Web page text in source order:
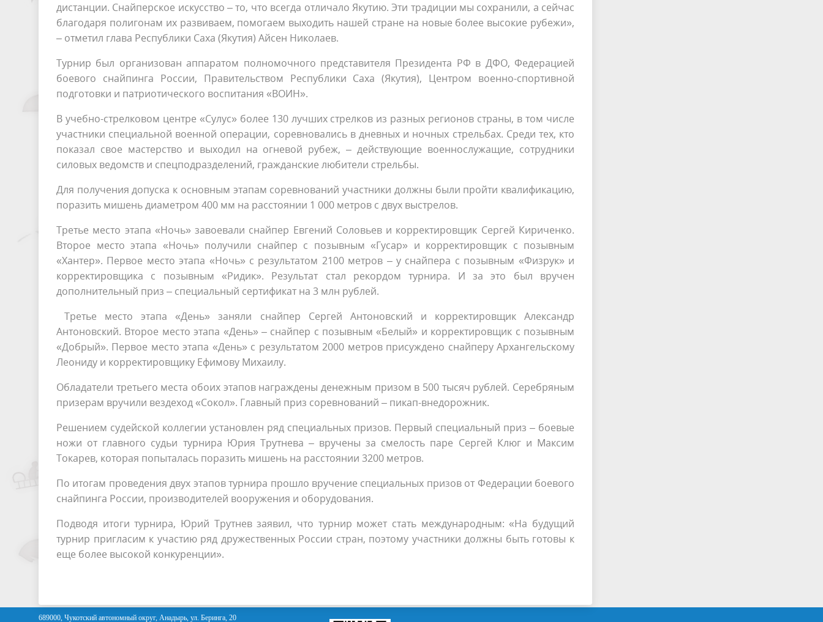
дистанции. Снайперское искусство – то, что всегда отличало Якутию. Эти традиции мы сохранили, а сейчас
благодаря полигонам их развиваем, помогаем выходить нашей стране на новые более высокие рубежи»,
– отметил глава Республики Саха (Якутия) Айсен Николаев.
Турнир был организован аппаратом полномочного представителя Президента РФ в ДФО, Федерацией
боевого снайпинга России, Правительством Республики Саха (Якутия), Центром военно-спортивной
подготовки и патриотического воспитания «ВОИН».
В учебно-стрелковом центре «Сулус» более 130 лучших стрелков из разных регионов страны, в том числе
участники специальной военной операции, соревновались в дневных и ночных стрельбах. Среди тех, кто
показал свое мастерство и выходил на огневой рубеж, – действующие военнослужащие, сотрудники
силовых ведомств и спецподразделений, гражданские любители стрельбы.
Для получения допуска к основным этапам соревнований участники должны были пройти квалификацию,
поразить мишень диаметром 400 мм на расстоянии 1 000 метров с двух выстрелов.
Третье место этапа «Ночь» завоевали снайпер Евгений Соловьев и корректировщик Сергей Кириченко.
Второе место этапа «Ночь» получили снайпер с позывным «Гусар» и корректировщик с позывным
«Хантер». Первое место этапа «Ночь» с результатом 2100 метров – у снайпера с позывным «Физрук» и
корректировщика с позывным «Ридик». Результат стал рекордом турнира. И за это был вручен
дополнительный приз – специальный сертификат на 3 млн рублей.
Третье место этапа «День» заняли снайпер Сергей Антоновский и корректировщик Александр
Антоновский. Второе место этапа «День» – снайпер с позывным «Белый» и корректировщик с позывным
«Добрый». Первое место этапа «День» с результатом 2000 метров присуждено снайперу Архангельскому
Леониду и корректировщику Ефимову Михаилу.
Обладатели третьего места обоих этапов награждены денежным призом в 500 тысяч рублей. Серебряным
призерам вручили вездеход «Сокол». Главный приз соревнований – пикап-внедорожник.
Решением судейской коллегии установлен ряд специальных призов. Первый специальный приз – боевые
ножи от главного судьи турнира Юрия Трутнева – вручены за смелость паре Сергей Клюг и Максим
Токарев, которая попыталась поразить мишень на расстоянии 3200 метров.
По итогам проведения двух этапов турнира прошло вручение специальных призов от Федерации боевого
снайпинга России, производителей вооружения и оборудования.
Подводя итоги турнира, Юрий Трутнев заявил, что турнир может стать международным: «На будущий
турнир пригласим к участию ряд дружественных России стран, поэтому участники должны быть готовы к
еще более высокой конкуренции».
689000, Чукотский автономный округ, Анадырь, ул. Беринга, 20